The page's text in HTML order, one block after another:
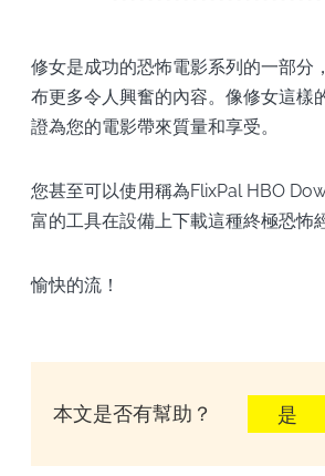
修女是成功的恐怖電影系列的一部分
布更多令人興奮的內容。像修女這樣
證為您的電影帶來質量和享受。
您甚至可以使用稱為FlixPal HBO
富的工具在設備上下載這種終極恐怖
愉快的流！
本文是否有幫助？ 是